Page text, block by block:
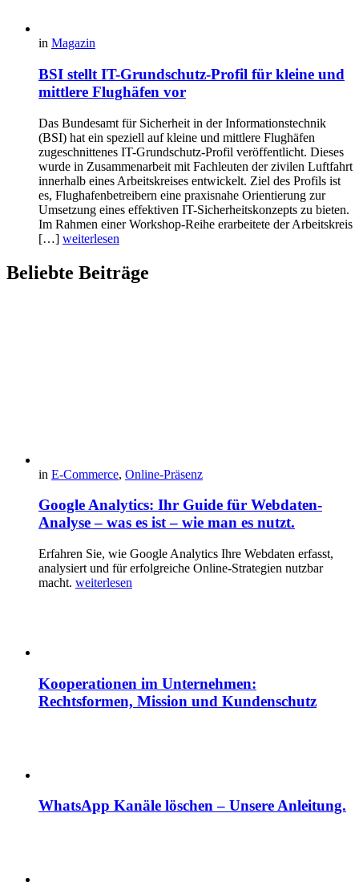
in Magazin
BSI stellt IT-Grundschutz-Profil für kleine und
mittlere Flughäfen vor
Das Bundesamt für Sicherheit in der Informationstechnik
(BSI) hat ein speziell auf kleine und mittlere Flughäfen
zugeschnittenes IT-Grundschutz-Profil veröffentlicht. Dieses
wurde in Zusammenarbeit mit Fachleuten der zivilen Luftfahrt
innerhalb eines Arbeitskreises entwickelt. Ziel des Profils ist
es, Flughafenbetreibern eine praxisnahe Orientierung zur
Umsetzung eines effektiven IT-Sicherheitskonzepts zu bieten.
Im Rahmen einer Workshop-Reihe erarbeitete der Arbeitskreis
[…] weiterlesen
Beliebte Beiträge
in E-Commerce, Online-Präsenz
Google Analytics: Ihr Guide für Webdaten-
Analyse – was es ist – wie man es nutzt.
Erfahren Sie, wie Google Analytics Ihre Webdaten erfasst,
analysiert und für erfolgreiche Online-Strategien nutzbar
macht. weiterlesen
Kooperationen im Unternehmen:
Rechtsformen, Mission und Kundenschutz
WhatsApp Kanäle löschen – Unsere Anleitung.